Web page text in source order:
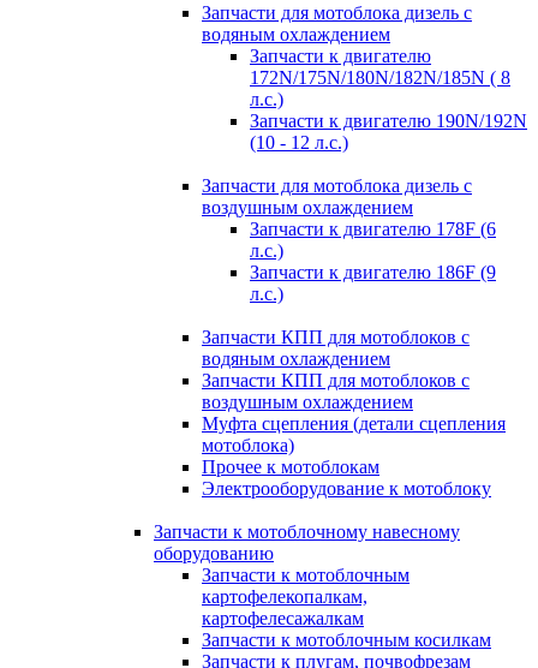
Запчасти для мотоблока дизель с
водяным охлаждением
Запчасти к двигателю
172N/175N/180N/182N/185N ( 8
л.с.)
Запчасти к двигателю 190N/192N
(10 - 12 л.с.)
Запчасти для мотоблока дизель с
воздушным охлаждением
Запчасти к двигателю 178F (6
л.с.)
Запчасти к двигателю 186F (9
л.с.)
Запчасти КПП для мотоблоков с
водяным охлаждением
Запчасти КПП для мотоблоков с
воздушным охлаждением
Муфта сцепления (детали сцепления
мотоблока)
Прочее к мотоблокам
Электрооборудование к мотоблоку
Запчасти к мотоблочному навесному
оборудованию
Запчасти к мотоблочным
картофелекопалкам,
картофелесажалкам
Запчасти к мотоблочным косилкам
Запчасти к плугам, почвофрезам